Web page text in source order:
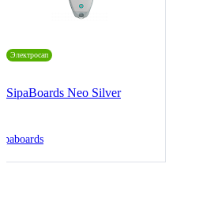
Электросап
SipaBoards Neo Silver